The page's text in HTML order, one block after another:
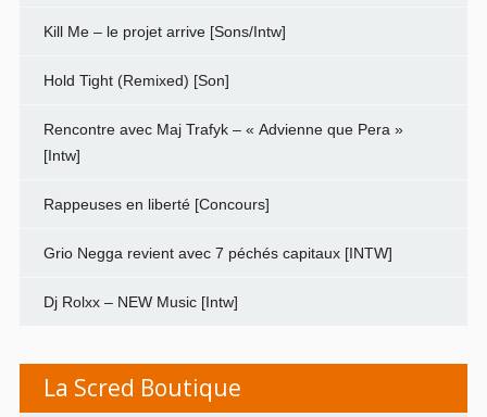
Kill Me – le projet arrive [Sons/Intw]
Hold Tight (Remixed) [Son]
Rencontre avec Maj Trafyk – « Advienne que Pera »
[Intw]
Rappeuses en liberté [Concours]
Grio Negga revient avec 7 péchés capitaux [INTW]
Dj Rolxx – NEW Music [Intw]
La Scred Boutique